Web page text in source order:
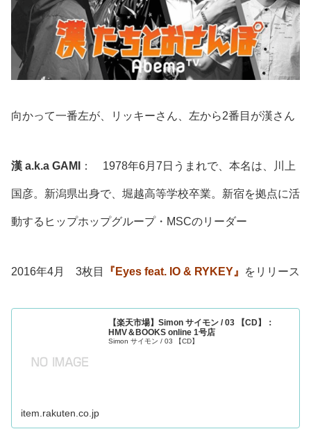
向かって一番左が、リッキーさん、左から2番目が漢さん
漢 a.k.a GAMI ： 1978年6月7日うまれで、本名は、川上
国彦。新潟県出身で、堀越高等学校卒業。新宿を拠点に活
動するヒップホップグループ・MSCのリーダー
2016年4月 3枚目 『Eyes feat. IO & RYKEY』 をリリース
【楽天市場】Simon サイモン / 03 【CD】：
HMV＆BOOKS online 1号店
Simon サイモン / 03 【CD】
item.rakuten.co.jp